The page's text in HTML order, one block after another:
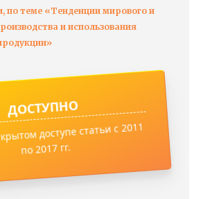
по теме «Тенденции мирового и
и использования
ДОСТУПНО
доступе статьи с 2011
по 2017 гг.